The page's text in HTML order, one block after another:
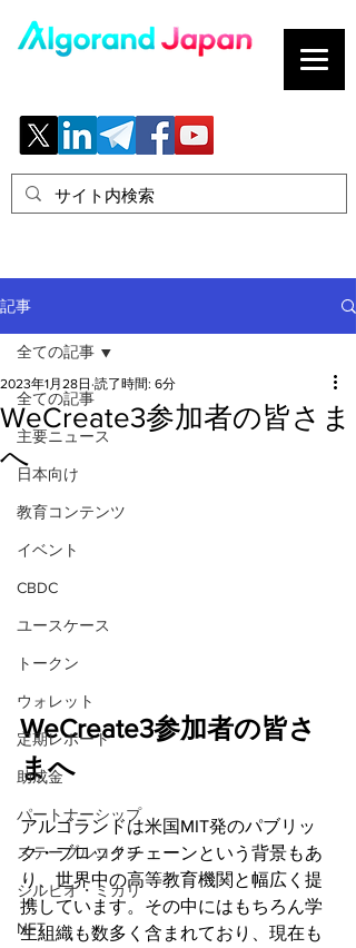
記事
全ての記事
主要ニュース
日本向け
教育コンテンツ
イベント
CBDC
ユースケース
トークン
ウォレット
定期レポート
助成金
パートナーシップ
ステーブルコイン
シルビオ・ミカリ
NFT
全ての記事
WeCreate3参加者の皆さま
へ
2023年1月28日 読了時間: 6分
WeCreate3参加者の皆さ
まへ
アルゴランドは米国MIT発のパブリッ
ク・ブロックチェーンという背景もあ
り、世界中の高等教育機関と幅広く提
携しています。その中にはもちろん学
生組織も数多く含まれており、現在も